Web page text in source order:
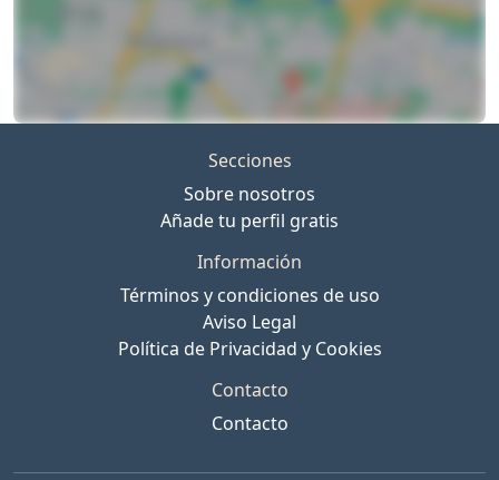
Secciones
Sobre nosotros
Añade tu perfil gratis
Información
Términos y condiciones de uso
Aviso Legal
Política de Privacidad y Cookies
Contacto
Contacto